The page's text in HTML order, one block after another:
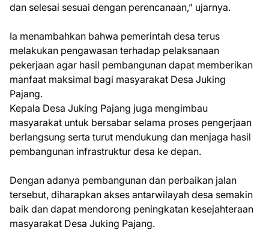
dan selesai sesuai dengan perencanaan,” ujarnya.
Ia menambahkan bahwa pemerintah desa terus
melakukan pengawasan terhadap pelaksanaan
pekerjaan agar hasil pembangunan dapat memberikan
manfaat maksimal bagi masyarakat Desa Juking
Pajang.
Kepala Desa Juking Pajang juga mengimbau
masyarakat untuk bersabar selama proses pengerjaan
berlangsung serta turut mendukung dan menjaga hasil
pembangunan infrastruktur desa ke depan.
Dengan adanya pembangunan dan perbaikan jalan
tersebut, diharapkan akses antarwilayah desa semakin
baik dan dapat mendorong peningkatan kesejahteraan
masyarakat Desa Juking Pajang.